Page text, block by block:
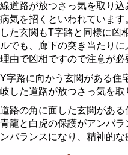
線道路が放つさっ気を取り
病気を招くといわれていま
した玄関もT字路と同様に凶
ルでも、廊下の突き当たり
理由で凶相ですので注意が必
Y字路に向かう玄関がある住
岐した道路が放つさっ気を取
道路の角に面した玄関があ
青龍と白虎の保護がアンバ
ンバランスになり、精神的な